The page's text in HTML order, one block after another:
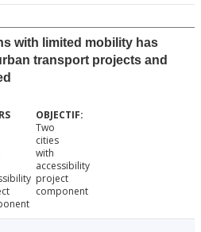
with limited mobility has
transport projects and
Two
cities
with
accessibility
project
component